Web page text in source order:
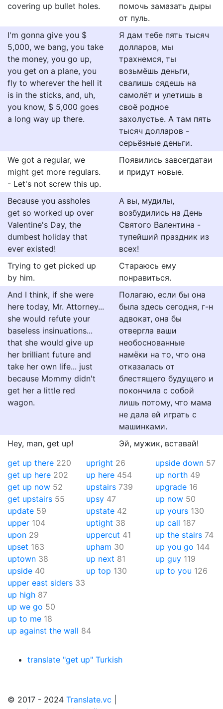
covering up bullet holes.
помочь замазать дыры
от пуль.
I'm gonna give you $
5,000, we bang, you take
the money, you go up,
you get on a plane, you
fly to wherever the hell it
is in the sticks, and, uh,
you know, $ 5,000 goes
a long way up there.
Я дам тебе пять тысяч
долларов, мы
трахнемся, ты
возьмёшь деньги,
свалишь сядешь на
самолёт и улетишь в
своё родное
захолустье. А там пять
тысяч долларов -
серьёзные деньги.
We got a regular, we
might get more regulars.
- Let's not screw this up.
Появились завсегдатаи
и придут новые.
Because you assholes
get so worked up over
Valentine's Day, the
dumbest holiday that
ever existed!
А вы, мудилы,
возбудились на День
Святого Валентина -
тупейший праздник из
всех!
Trying to get picked up
by him.
Стараюсь ему
понравиться.
And I think, if she were
here today, Mr. Attorney...
she would refute your
baseless insinuations...
that she would give up
her brilliant future and
take her own life... just
because Mommy didn't
get her a little red
wagon.
Полагаю, если бы она
была здесь сегодня, г-н
адвокат, она бы
отвергла ваши
необоснованные
намёки на то, что она
отказалась от
блестящего будущего и
покончила с собой
лишь потому, что мама
не дала ей играть с
машинками.
Hey, man, get up!
Эй, мужик, вставай!
get up there 220
get up here 202
get up now 52
get upstairs 55
update 59
upper 104
upon 29
upset 163
uptown 38
upside 40
upright 26
up here 454
upstairs 739
upsy 47
upstate 42
uptight 38
uppercut 41
upham 30
up next 81
up top 130
upside down 57
up north 49
upgrade 16
up now 50
up yours 130
up call 187
up the stairs 74
up you go 144
up guy 119
up to you 126
upper east siders 33
up high 87
up we go 50
up to me 18
up against the wall 84
translate "get up" Turkish
© 2017 - 2024 Translate.vc